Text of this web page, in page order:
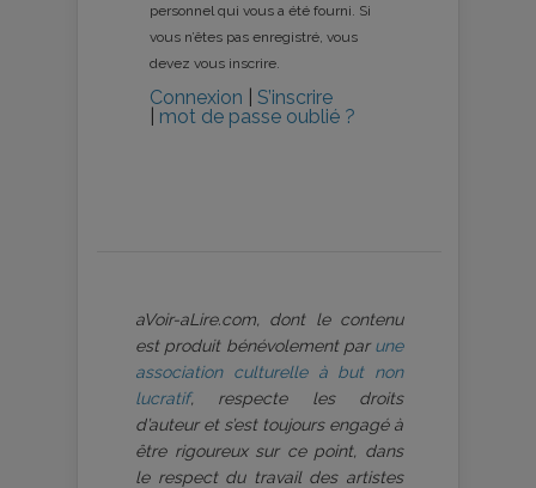
personnel qui vous a été fourni. Si
vous n’êtes pas enregistré, vous
devez vous inscrire.
Connexion
S’inscrire
mot de passe oublié ?
aVoir-aLire.com, dont le contenu
est produit bénévolement par une
association culturelle à but non
lucratif, respecte les droits
d’auteur et s’est toujours engagé à
être rigoureux sur ce point, dans
le respect du travail des artistes